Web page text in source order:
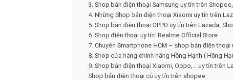
3. Shop bán điện thoại Samsung uy tín trên
4. Những Shop bán điện thoại Xiaomi uy tín trên
5. Shop bán điện thoại OPPO uy tín trên Lazada,
6. Shop điện thoại uy tín: Realme Official Store
7. Chuyên Smartphone HCM – shop bán điện thoại
8. Shop cửa hàng chính hãng Hồng Hạnh ( Hồng
9. Shop bán điện thoại Xiaomi, Oppo,… uy tín trên
Shop bán điện thoại cũ uy tín trên shopee